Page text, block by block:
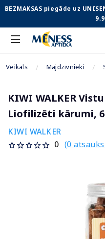
BEZMAKSAS piegāde uz
Veikals Mājdzīvnieki
KIWI WALKER
Liofilizēti kārumi,
KIWI WALKER
0 (0